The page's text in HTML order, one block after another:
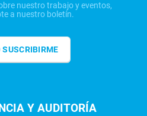
nuestro trabajo y eventos,
a nuestro boletín.
SUSCRIBIRME
Y AUDITORÍA